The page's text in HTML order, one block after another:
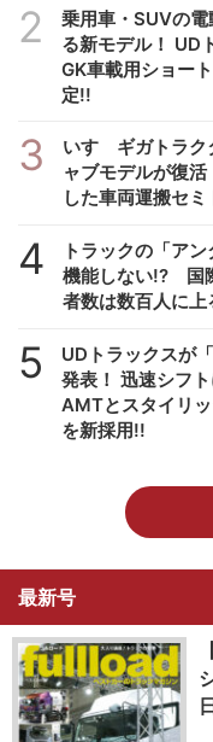
2
乗用車・SUVの
る新モデル！ UD
GK車載用ショー
定!!
3
いすゞギガトラ
ャブモデルが復
した車両運搬セ
4
トラックの「ア
機能しない!? 国
者数は数百人に上
5
UDトラックスが
発表！ 迅速シフ
AMTとスタイリ
を新採用!!
最新号